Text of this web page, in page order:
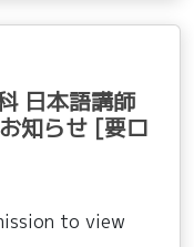
日本語講師
知らせ [要ロ
to view